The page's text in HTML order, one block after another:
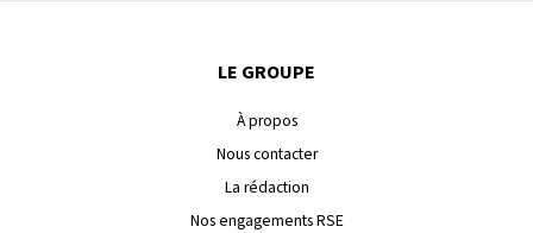
LE GROUPE
À propos
Nous contacter
La rédaction
Nos engagements RSE